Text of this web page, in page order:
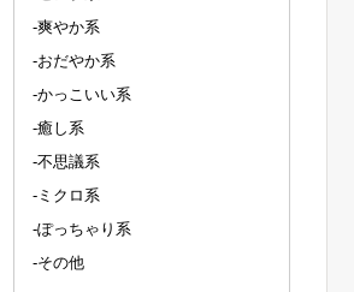
-爽やか系
-おだやか系
-かっこいい系
-癒し系
-不思議系
-ミクロ系
-ぽっちゃり系
-その他